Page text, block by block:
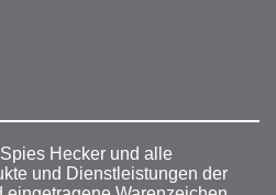
Hecker und alle
und Dienstleistungen der